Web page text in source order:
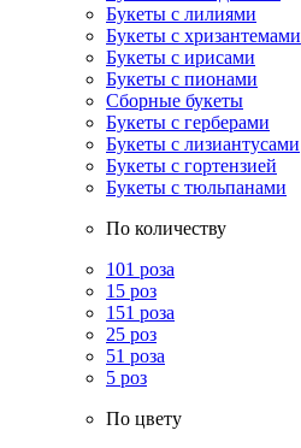
Букеты с лилиями
Букеты с хризантемами
Букеты с ирисами
Букеты с пионами
Сборные букеты
Букеты с герберами
Букеты с лизиантусами
Букеты с гортензией
Букеты с тюльпанами
По количеству
101 роза
15 роз
151 роза
25 роз
51 роза
5 роз
По цвету